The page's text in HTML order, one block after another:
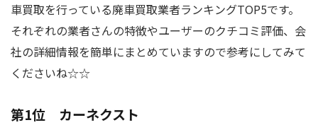
車買取を行っている廃車買取業者ランキングTOP5です。
それぞれの業者さんの特徴やユーザーのクチコミ評価、会
社の詳細情報を簡単にまとめていますので参考にしてみて
くださいね☆☆
第1位 カーネクスト